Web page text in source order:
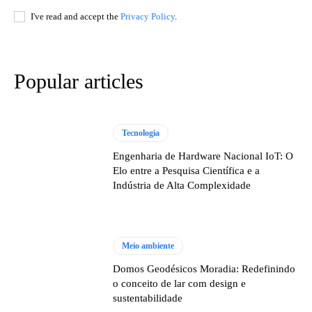
I've read and accept the Privacy Policy.
Popular articles
Tecnologia
Engenharia de Hardware Nacional IoT: O
Elo entre a Pesquisa Científica e a
Indústria de Alta Complexidade
Meio ambiente
Domos Geodésicos Moradia: Redefinindo
o conceito de lar com design e
sustentabilidade